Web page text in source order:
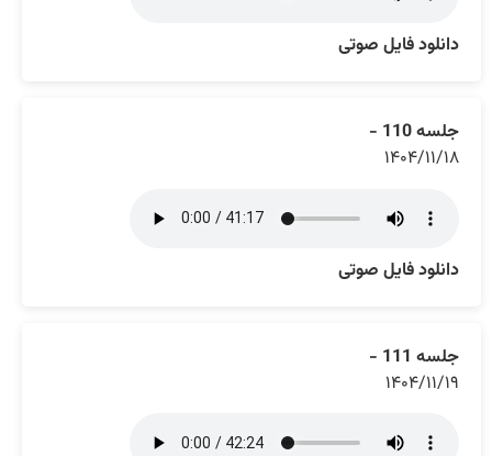
دانلود فایل صوتی
جلسه 110 -
۱۴۰۴/۱۱/۱۸
دانلود فایل صوتی
جلسه 111 -
۱۴۰۴/۱۱/۱۹